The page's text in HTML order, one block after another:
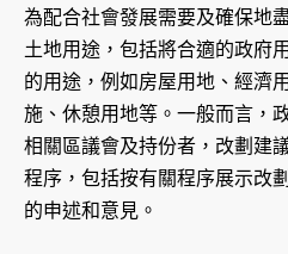
為配合社會發展需要及確保地
土地用途，包括將合適的政府
的用途，例如房屋用地、經濟
施、休憩用地等。一般而言，
相關區議會及持份者，改劃建
程序，包括按有關程序展示改
的申述和意見。